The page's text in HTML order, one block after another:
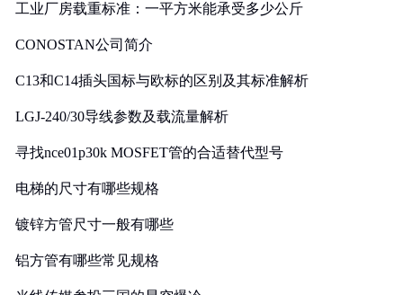
工业厂房载重标准：一平方米能承受多少公斤
CONOSTAN公司简介
C13和C14插头国标与欧标的区别及其标准解析
LGJ-240/30导线参数及载流量解析
寻找nce01p30k MOSFET管的合适替代型号
电梯的尺寸有哪些规格
镀锌方管尺寸一般有哪些
铝方管有哪些常见规格